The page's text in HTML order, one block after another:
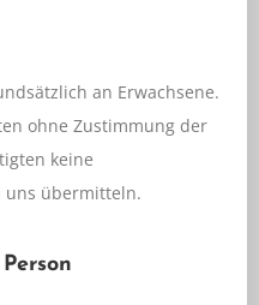
an Erwachsene.
ohne Zustimmung der
keine
uns übermitteln.